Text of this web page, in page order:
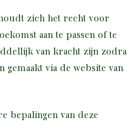
zich het recht voor
aan te passen of te
van kracht zijn zodra
via de website van
van deze